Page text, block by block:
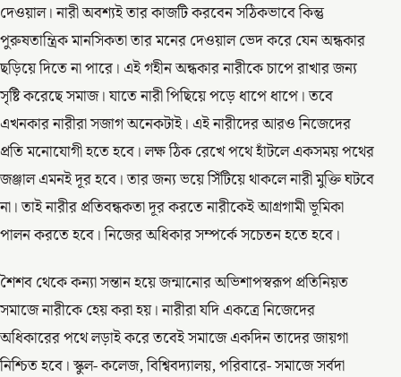
দেওয়াল। নারী অবশ্যই তার কাজটি করবেন সঠিকভাবে কিন্তু
পুরুষতান্ত্রিক মানসিকতা তার মনের দেওয়াল ভেদ করে যেন অন্ধকার
ছড়িয়ে দিতে না পারে। এই গহীন অন্ধকার নারীকে চাপে রাখার জন্য
সৃষ্টি করেছে সমাজ। যাতে নারী পিছিয়ে পড়ে ধাপে ধাপে। তবে
এখনকার নারীরা সজাগ অনেকটাই। এই নারীদের আরও নিজেদের
প্রতি মনোযোগী হতে হবে। লক্ষ ঠিক রেখে পথে হাঁটলে একসময় পথের
জঞ্জাল এমনই দূর হবে। তার জন্য ভয়ে সিঁটিয়ে থাকলে নারী মুক্তি ঘটবে
না। তাই নারীর প্রতিবন্ধকতা দূর করতে নারীকেই আগ্রগামী ভূমিকা
পালন করতে হবে। নিজের অধিকার সম্পর্কে সচেতন হতে হবে।
শৈশব থেকে কন্যা সন্তান হয়ে জন্মানোর অভিশাপস্বরূপ প্রতিনিয়ত
সমাজে নারীকে হেয় করা হয়। নারীরা যদি একত্রে নিজেদের
অধিকারের পথে লড়াই করে তবেই সমাজে একদিন তাদের জায়গা
নিশ্চিত হবে। স্কুল- কলেজ, বিশ্বিবদ্যালয়, পরিবারে- সমাজে সর্বদা